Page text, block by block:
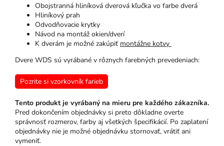
Obojstranná hliníková dverová kľučka vo farbe dverá
Hliníkový prah
Odvodňovacie krytky
Návod na montáž okien/dverí
K dverám je možné zakúpiť montážne kotvy
Dvere WDS sú vyrábané v rôznych farebných prevedeniach:
Pozrite si vzorkovník farieb
Tento produkt je vyrábaný na mieru pre každého zákazníka.
Pred dokončením objednávky si preto dôkladne overte
správnosť rozmerov, farby aj všetkých špecifikácií. Po zaplatení
objednávky nie je možné objednávku stornovať, vrátiť ani
vymeniť.